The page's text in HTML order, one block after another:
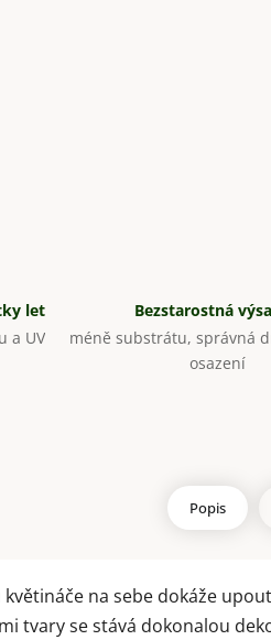
let
a UV
Bezstarostná
méně substrátu, správná
osazení
Popis
na sebe dokáže
tvary se stává dokonalou